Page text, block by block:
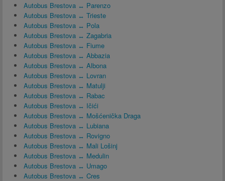
Autobus Brestova ↔ Parenzo
Autobus Brestova ↔ Trieste
Autobus Brestova ↔ Pola
Autobus Brestova ↔ Zagabria
Autobus Brestova ↔ Fiume
Autobus Brestova ↔ Abbazia
Autobus Brestova ↔ Albona
Autobus Brestova ↔ Lovran
Autobus Brestova ↔ Matulji
Autobus Brestova ↔ Rabac
Autobus Brestova ↔ Ičići
Autobus Brestova ↔ Mošćenička Draga
Autobus Brestova ↔ Lubiana
Autobus Brestova ↔ Rovigno
Autobus Brestova ↔ Mali Lošinj
Autobus Brestova ↔ Medulin
Autobus Brestova ↔ Umago
Autobus Brestova ↔ Cres